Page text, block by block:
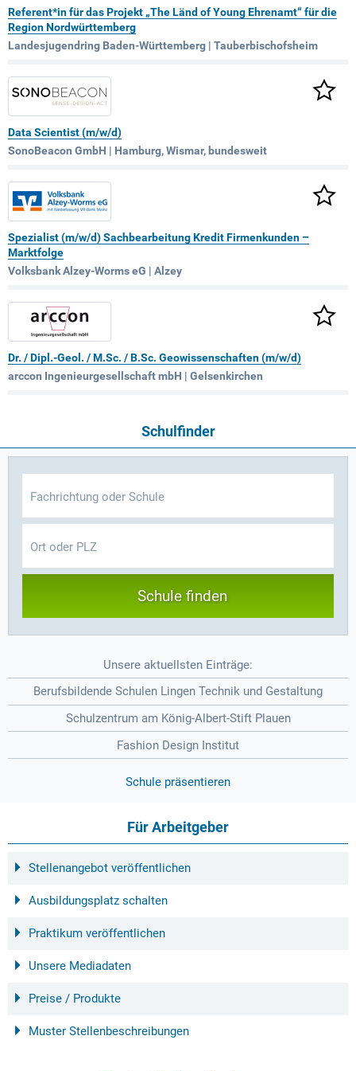
Referent*in für das Projekt „The Länd of Young Ehrenamt“ für die
Region Nordwürttemberg
Landesjugendring Baden-Württemberg | Tauberbischofsheim
Data Scientist (m/w/d)
SonoBeacon GmbH | Hamburg, Wismar, bundesweit
Spezialist (m/w/d) Sachbearbeitung Kredit Firmenkunden –
Marktfolge
Volksbank Alzey-Worms eG | Alzey
Dr. / Dipl.-Geol. / M.Sc. / B.Sc. Geowissenschaften (m/w/d)
arccon Ingenieurgesellschaft mbH | Gelsenkirchen
Schulfinder
Schule finden
Unsere aktuellsten Einträge:
Berufsbildende Schulen Lingen Technik und Gestaltung
Schulzentrum am König-Albert-Stift Plauen
Fashion Design Institut
Schule präsentieren
Für Arbeitgeber
Stellenangebot veröffentlichen
Ausbildungsplatz schalten
Praktikum veröffentlichen
Unsere Mediadaten
Preise / Produkte
Muster Stellenbeschreibungen